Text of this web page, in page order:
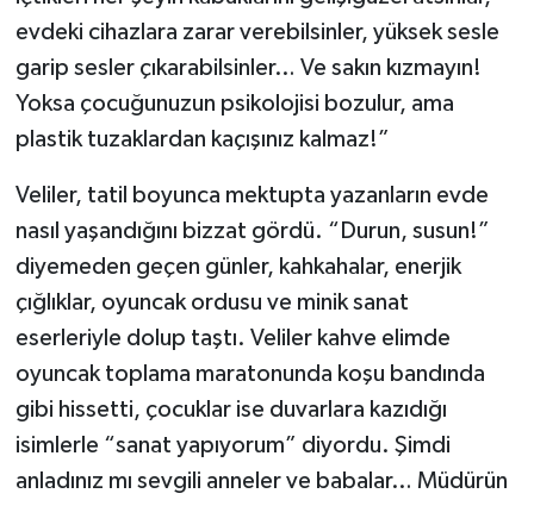
evdeki cihazlara zarar verebilsinler, yüksek sesle
garip sesler çıkarabilsinler… Ve sakın kızmayın!
Yoksa çocuğunuzun psikolojisi bozulur, ama
plastik tuzaklardan kaçışınız kalmaz!”
Veliler, tatil boyunca mektupta yazanların evde
nasıl yaşandığını bizzat gördü. “Durun, susun!”
diyemeden geçen günler, kahkahalar, enerjik
çığlıklar, oyuncak ordusu ve minik sanat
eserleriyle dolup taştı. Veliler kahve elimde
oyuncak toplama maratonunda koşu bandında
gibi hissetti, çocuklar ise duvarlara kazıdığı
isimlerle “sanat yapıyorum” diyordu. Şimdi
anladınız mı sevgili anneler ve babalar… Müdürün